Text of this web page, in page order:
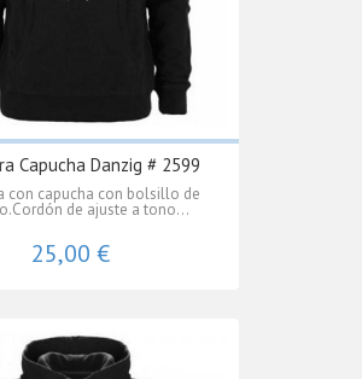
Capucha Danzig # 2599
con capucha con bolsillo de
de ajuste a tono...
25,00 €